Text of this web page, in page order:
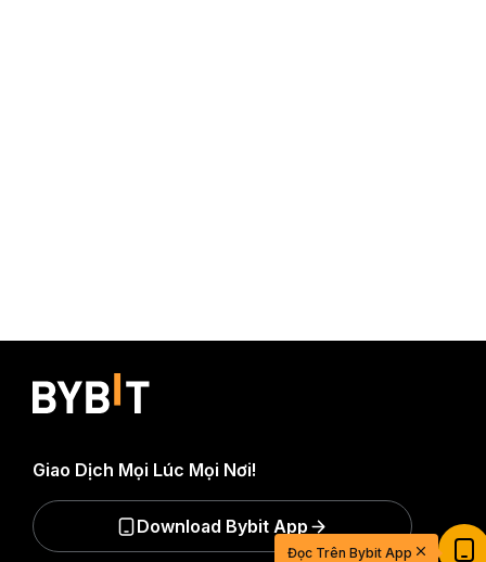
Giao Dịch Mọi Lúc Mọi Nơi!
Download Bybit App
Bắt đầu hành trình giao dịch với $20
Đọc Trên Bybit App